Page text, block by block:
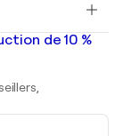
de 10 %